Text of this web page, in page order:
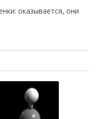
оказывается, они